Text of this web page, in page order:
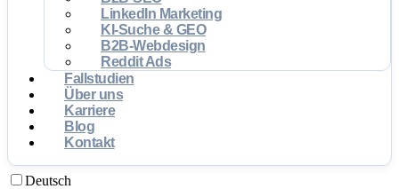
LinkedIn Marketing
KI-Suche & GEO
B2B-Webdesign
Reddit Ads
Fallstudien
Über uns
Karriere
Blog
Kontakt
Deutsch